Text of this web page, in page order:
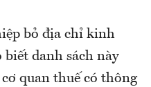
bỏ địa chỉ kinh
danh sách này
quan thuế có thông